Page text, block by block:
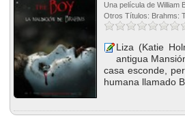
Una película de William
Otros Títulos: Brahms:
Liza (Katie
antigua
casa esconde,
humana llamado